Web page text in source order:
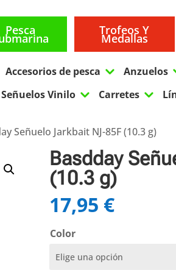
Pesca Trofeos Y
Medallas
Accesorios de pesca 3 Anzuelos
Señuelos Vinilo 3 Carretes 3
Señuelo Jarkbait NJ-85F (10.3 g)
Basdday
(10.3 g)
17,95 €
Color